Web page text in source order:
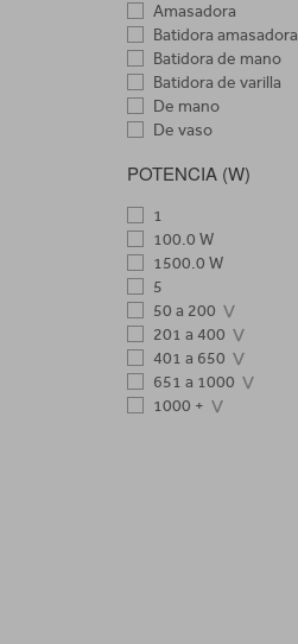
SMEG
SOLAC
TAURUS
TESLA
TRISTAR
UFESA
UNIVERSAL BLUE
Amasadora
Batidora amasadora
Batidora de mano
Batidora de varilla
De mano
De vaso
POTENCIA (W)
1
100.0 W
1500.0 W
5
50 a 200
201 a 400
401 a 650
651 a 1000
1000 +